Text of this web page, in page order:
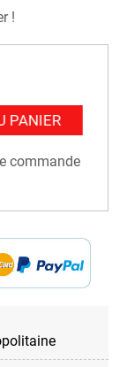
!
PANIER
commande